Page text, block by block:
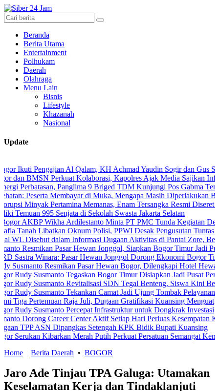
Beranda
Berita Utama
Entertainment
Polhukam
Daerah
Olahraga
Menu Lain
Bisnis
Lifestyle
Khazanah
Nasional
Update
Al Qalam, KH Achmad Yaudin Sogir dan Gus Sholeh Beri
Perkuat Kolaborasi, Kapolres Ajak Media Sajikan Informasi
Panglima 9 Briged TDM Kunjungi Pos Gabma Temajuk dan
Membayar di Muka, Mengapa Masih Diperlakukan Berbeda?
Pertamina Memanas, Enam Tersangka Resmi Diseret ke Meja
Senjata di Sekolah Swasta Jakarta Selatan
Wikha Ardilestanto Minta PT PMC Tunda Kegiatan Demi Cegah
Oknum Polisi, PPWI Desak Pengusutan Tuntas Kasus
dalam Informasi Dugaan Aktivitas di Pantai Zore, Bea Cukai
Pasar Hewan Jonggol, Siapkan Bogor Timur Jadi Pusat
Pasar Hewan Jonggol Dorong Ekonomi Bogor Timur
Resmikan Pasar Hewan Bogor, Dilengkapi Hotel Hewan dan
Tegaskan Bogor Timur Disiapkan Jadi Pusat Pertumbuhan
Revitalisasi SDN Tegal Benteng, Siswa Kini Belajar Lebih
Tekankan Camat Jadi Ujung Tombak Pelayanan Masyarakat
Raja Juli, Dugaan Gratifikasi Kuansing Menguat
Percepat Infrastruktur untuk Dongkrak Investasi
Career Center Aktif Setiap Hari Perluas Kesempatan Kerja
Dipangkas Setengah KPK Bidik Bupati Kuansing
Merah Putih Perkuat Persatuan Semangat Kemerdekaan
Home
Berita Daerah • BOGOR
Jaro Ade Tinjau TPA Galuga: Utamakan
Keselamatan Kerja dan Tindaklanjuti